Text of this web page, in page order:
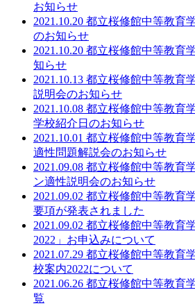
お知らせ
2021.10.20 都立桜修館中等教
のお知らせ
2021.10.20 都立桜修館中等教
知らせ
2021.10.13 都立桜修館中等教
説明会のお知らせ
2021.10.08 都立桜修館中等教
学校紹介日のお知らせ
2021.10.01 都立桜修館中等教
適性問題解説会のお知らせ
2021.09.08 都立桜修館中等教
ン適性説明会のお知らせ
2021.09.02 都立桜修館中等教
要項が発表されました
2021.09.02 都立桜修館中等教育
2022」お申込みについて
2021.07.29 都立桜修館中等教
校案内2022について
2021.06.26 都立桜修館中等教
覧